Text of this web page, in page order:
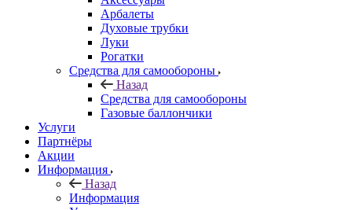
Арбалеты
Духовые трубки
Луки
Рогатки
Средства для самообороны
Назад
Средства для самообороны
Газовые баллончики
Услуги
Партнёры
Акции
Информация
Назад
Информация